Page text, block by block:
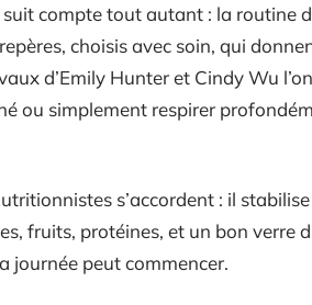
suit compte tout autant : la routine
choisis avec soin, qui
d’Emily Hunter et Cindy Wu
ou simplement respirer
s’accordent : il
fruits, protéines, et un bon verre
journée peut commencer.